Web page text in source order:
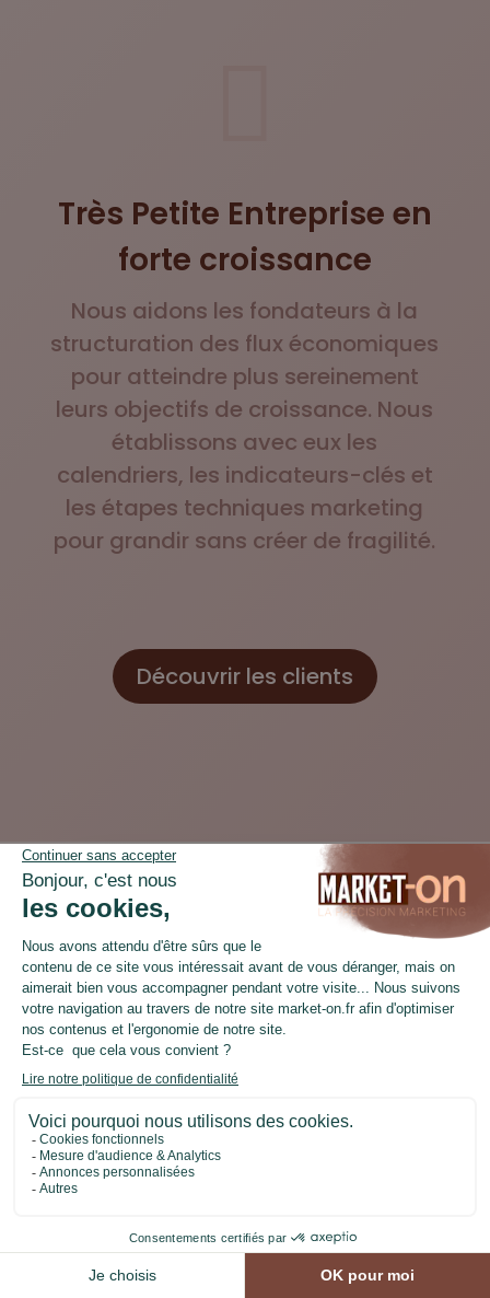
Très Petite Entreprise en
forte croissance
Nous aidons les fondateurs à la
structuration des flux économiques
pour atteindre plus sereinement
leurs objectifs de croissance. Nous
établissons avec eux les
calendriers, les indicateurs-clés et
les étapes techniques marketing
pour grandir sans créer de fragilité.
Découvrir les clients
C’est le moment de
nous parler de votre
projet
CONTACTEZ-NOUS
LinkedIn